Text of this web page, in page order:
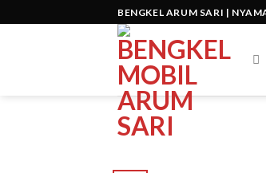
to
BENGKEL ARUM SARI |